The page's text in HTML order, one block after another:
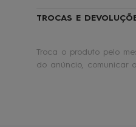
TROCAS E
Troca o produto pelo
do anúncio, comunicar